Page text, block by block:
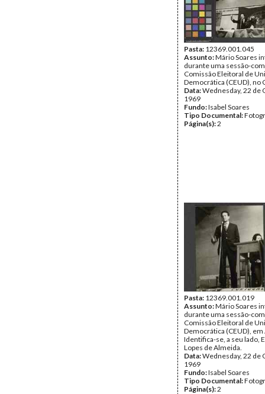
Pasta: 12369.001.045
Assunto:Mário Soares
durante uma sessão-
Comissão Eleitoral de
Democrática (CEUD), no
Data:Wednesday, 22 de
1969
Fundo:Isabel Soares
Tipo Documental:
Página(s):2
Pasta: 12369.001.019
Assunto:Mário Soares
durante uma sessão-
Comissão Eleitoral de
Democrática (CEUD),
Identifica-se, a seu lado,
Lopes de Almeida.
Data:Wednesday, 22 de
1969
Fundo:Isabel Soares
Tipo Documental:
Página(s):2